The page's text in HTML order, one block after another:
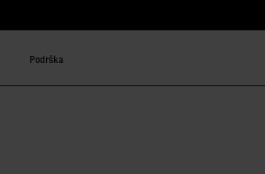
Podrška